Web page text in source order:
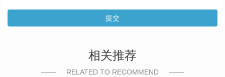
提交
相关推荐
RELATED TO RECOMMEND